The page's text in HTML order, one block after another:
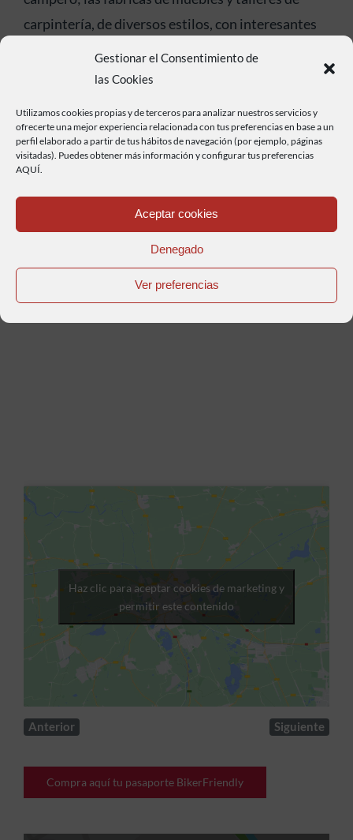
Gestionar el Consentimiento de
las Cookies
Utilizamos cookies propias y de terceros para analizar nuestros servicios y
ofrecerte una mejor experiencia relacionada con tus preferencias en base a un
perfil elaborado a partir de tus hábitos de navegación (por ejemplo, páginas
visitadas). Puedes obtener más información y configurar tus preferencias
AQUÍ.
Aceptar cookies
Denegado
Ver preferencias
carpintería, de diversos estilos, con interesantes
campanillera, cuyo oficio y formas de trabajar sólo
El LEGADO INGLÉS puede ser disfrutado más en
profundidad, visitando las antiguas oficinas de la
antiguos talleres del ferrocarril que además de
contiene una fabulosa restauración de un Vagón
Haz clic para aceptar cookies de marketing y
permitir este contenido
Anterior Siguiente
Compra aquí tu pasaporte BikerFriendly